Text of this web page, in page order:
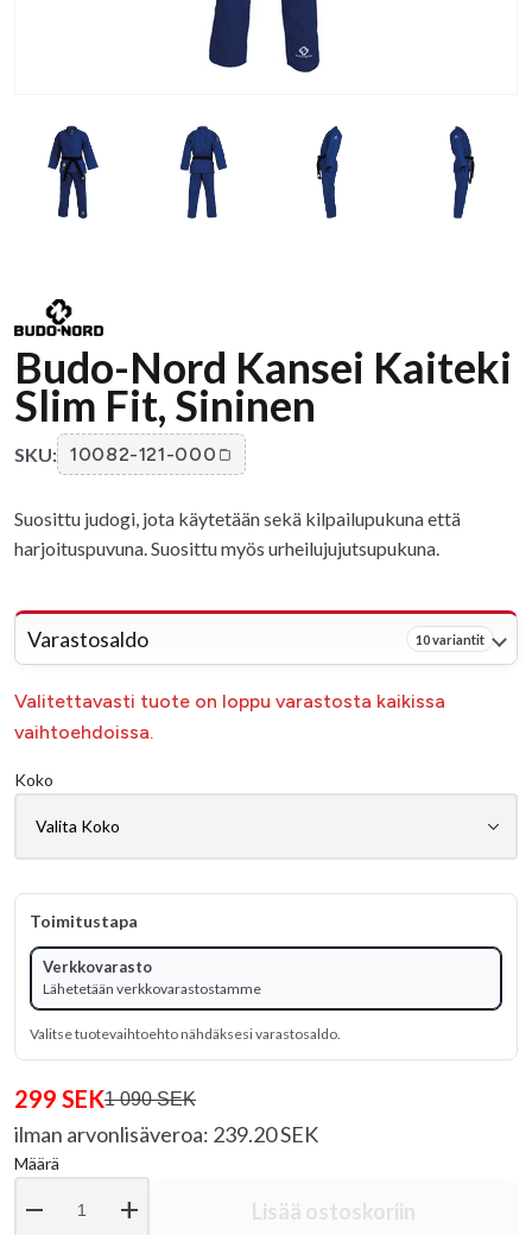
Budo-Nord Kansei Kaiteki
Slim Fit, Sininen
SKU: 10082-121-000
Suosittu judogi, jota käytetään sekä kilpailupukuna että
harjoituspuvuna. Suosittu myös urheilujujutsupukuna.
Varastosaldo 10 variantit
Valitettavasti tuote on loppu varastosta kaikissa
vaihtoehdoissa.
Koko
Toimitustapa
Verkkovarasto
Lähetetään verkkovarastostamme
Valitse tuotevaihtoehto nähdäksesi varastosaldo.
299 SEK1 090 SEK
ilman arvonlisäveroa: 239.20 SEK
Määrä
remove add Lisää ostoskoriin